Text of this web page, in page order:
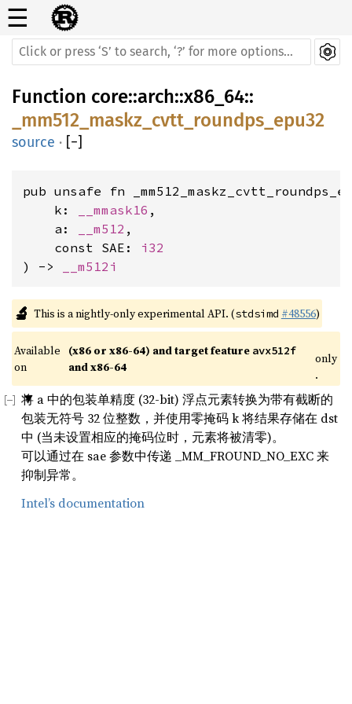
☰
Function core::arch::x86_64::
_mm512_maskz_cvtt_roundps_epu32
source · [−]
pub unsafe fn
    k:
__mmask16 ,
    a:
__m512 ,
    const SAE:
i32
) ->
__m512i
🔬 This is a nightly-only experimental API. (stdsimd #48556)
Available
on
(x86 or x86-64) and target feature avx512f
and x86-64
only
.
将 a 中的包装单精度 (32-bit) 浮点元素转换为带有截断的
包装无符号 32 位整数，并使用零掩码 k 将结果存储在 dst
中 (当未设置相应的掩码位时，元素将被清零)。
可以通过在 sae 参数中传递 _MM_FROUND_NO_EXC 来
抑制异常。
Intel’s documentation